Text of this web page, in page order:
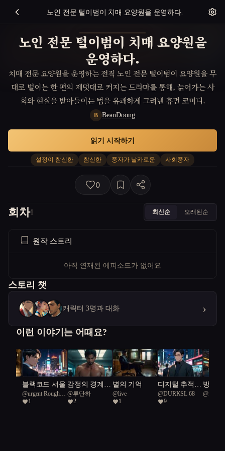
노인 전문 털이범이 치매 요양원을 운영하다.
노인 전문 털이범이 치매 요양원을
운영하다.
치매 전문 요양원을 운영하는 전직 노인 전문 털이범이 요양원을 무
대로 벌이는 한 편의 제멋대로 커지는 드라마를 통해, 늙어가는 사
회와 현실을 받아들이는 법을 유쾌하게 그려낸 휴먼 코미디.
B BeanDoong
설정이 참신한 참신한 풍자가 날카로운 사회풍자
읽기 시작하기
0
회차1 최신순 오래된순
원작 스토리
아직 연재된 에피소드가 없어요
스토리 챗
캐릭터 3명과 대화 ›
이런 이야기는 어때요?
블랙코드 서울
@urgent Rough
Green Snake 45
1
감정의 경계,
시간의 고리
@루단하
2
별의 기억
@live
1
디지털 추적자
들: 서울의 미
로 속에서
@DURKSL 68
9
방랑
홈즈
@